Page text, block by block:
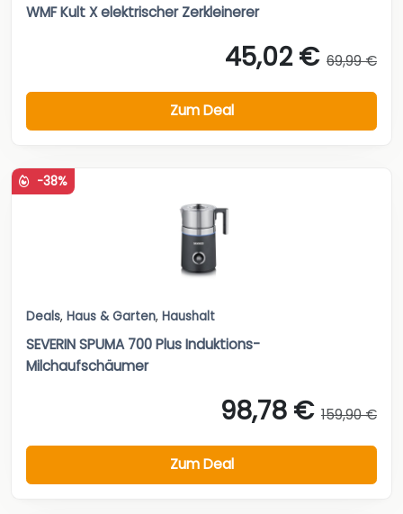
WMF Kult X elektrischer Zerkleinerer
45,02 € 69,99 €
Zum Deal
-38%
Deals, Haus & Garten, Haushalt
SEVERIN SPUMA 700 Plus Induktions-
Milchaufschäumer
98,78 € 159,90 €
Zum Deal